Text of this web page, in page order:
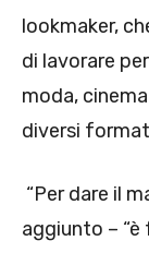
lookmaker,
di lavorare
moda,
diversi
“Per dare il
aggiunto –